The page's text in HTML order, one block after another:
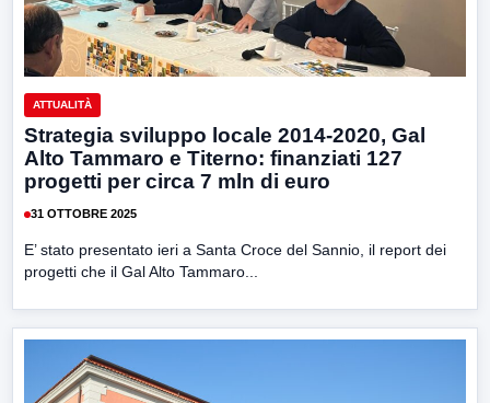
ATTUALITÀ
Strategia sviluppo locale 2014-2020, Gal
Alto Tammaro e Titerno: finanziati 127
progetti per circa 7 mln di euro
31 OTTOBRE 2025
E’ stato presentato ieri a Santa Croce del Sannio, il report dei
progetti che il Gal Alto Tammaro...